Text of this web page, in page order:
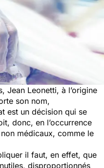
Jean Leonetti, à l’origine
son nom,
est un décision qui se
donc, en l’occurrence
médicaux, comme le
il faut, en effet, que
disproportionnés